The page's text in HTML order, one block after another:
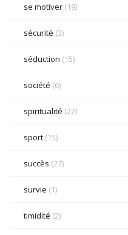
se motiver (19)
sécurité (3)
séduction (15)
société (6)
spiritualité (22)
sport (15)
succès (27)
survie (1)
timidité (2)